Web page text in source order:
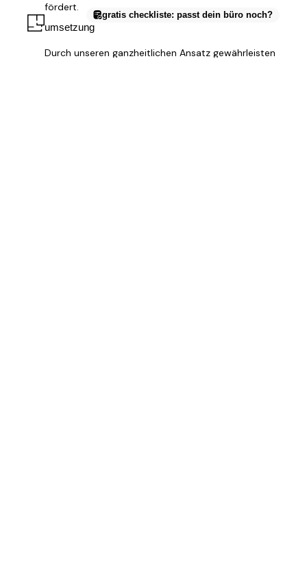
fördert.
umsetzung
Durch unseren ganzheitlichen Ansatz gewährleisten
gratis checkliste: passt dein büro noch?